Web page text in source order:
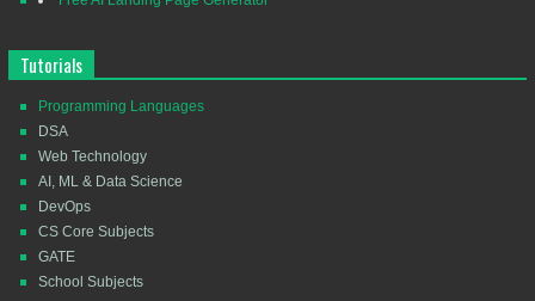
Tutorials
Programming Languages
DSA
Web Technology
AI, ML & Data Science
DevOps
CS Core Subjects
GATE
School Subjects